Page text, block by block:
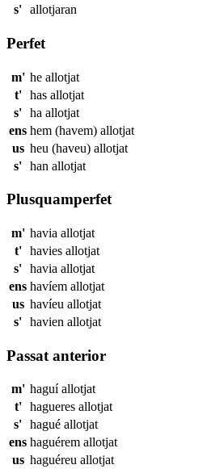
s' allotjaran
Perfet
m' he allotjat
t'
has allotjat
s' ha allotjat
ens hem (havem) allotjat
us heu (haveu) allotjat
s' han allotjat
Plusquamperfet
m' havia allotjat
t'
havies allotjat
s' havia allotjat
ens havíem allotjat
us havíeu allotjat
s' havien allotjat
Passat anterior
m' haguíallotjat
t'
hagueres allotjat
s' hagué allotjat
ens haguérem allotjat
us haguéreu allotjat